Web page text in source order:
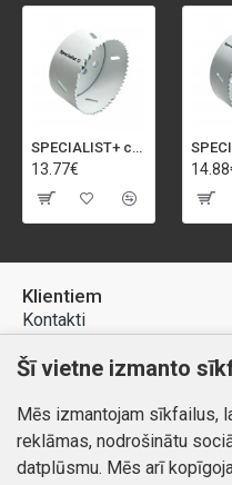
SPECIALIST+ caurumu zāģis BI-METAL, 92 mm
13.77€
Klientiem
Kontakti
Preču atgriešana
Mans profils
Pasūtījumi
Šī vietne izmanto
Mēs izmantojam sīkfailus,
reklāmas, nodrošinātu
datplūsmu. Mēs arī